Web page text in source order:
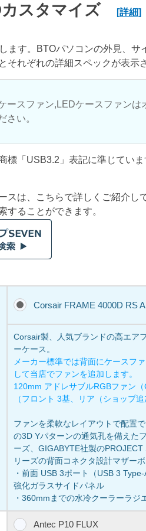
カスタマイズ[詳細]
ます。BTOパソコンの外見、サ
それぞれの詳細スペックが表示
ースファン,LEDケースファンは
さい。
標「USB3.2」表記に準じてい
スは、こちらで詳しくご紹介し
することができます。
Corsair FRAME 4000D RS
Corsair製、人気ブランドの高エア
ーケース。
メーカー標準では背面にケースフ
して当店でファンを追加します。
120mm アドレサブルRGBファン
（フロント 3基、リア（ショップ追
ファンを柔軟なレイアウトで配置
の3D Yパターンの通気孔を備えた
ーズ、GIGABYTE社製の
リーズの背面コネクタ設計マザー
・前面 USB 3ポート（USB 3
強化ガラスサイドパネル
・360mmまでの水冷クーラーラジ
Antec P10 FLUX